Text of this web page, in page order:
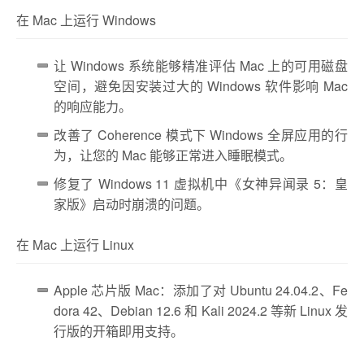
在 Mac 上运行 Windows
让 Windows 系统能够精准评估 Mac 上的可用磁盘
空间，避免因安装过大的 Windows 软件影响 Mac
的响应能力。
改善了 Coherence 模式下 Windows 全屏应用的行
为，让您的 Mac 能够正常进入睡眠模式。
修复了 Windows 11 虚拟机中《女神异闻录 5：皇
家版》启动时崩溃的问题。
在 Mac 上运行 Linux
Apple 芯片版 Mac：添加了对 Ubuntu 24.04.2、Fe
dora 42、Debian 12.6 和 Kali 2024.2 等新 Linux 发
行版的开箱即用支持。